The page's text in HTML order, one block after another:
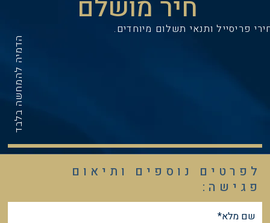
הדמיה להמחשה בלבד
חיר מושלם
פריסייל ותנאי תשלום מיוחדים.
לפרטים נוספים ותיאום
פגישה: